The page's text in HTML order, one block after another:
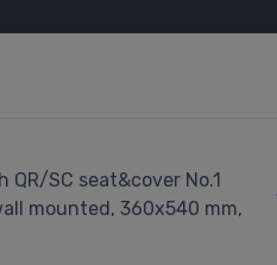
QR/SC seat&cover No.1
mounted, 360x540 mm,